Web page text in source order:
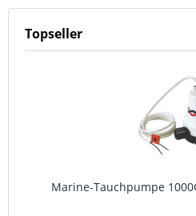
Topseller
Marine-Tauchpumpe